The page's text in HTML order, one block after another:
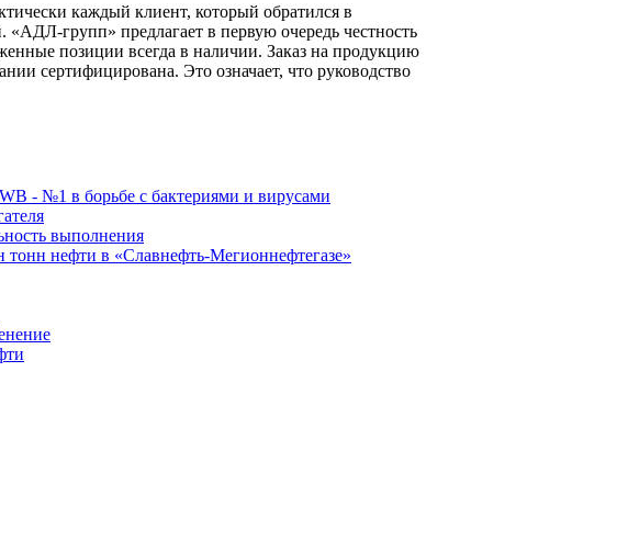
каждый клиент, который обратился в
групп» предлагает в первую очередь честность
позиции всегда в наличии. Заказ на продукцию
сертифицирована. Это означает, что руководство
- №1 в борьбе с бактериями и вирусами
выполнения
нефти в «Славнефть-Мегионнефтегазе»